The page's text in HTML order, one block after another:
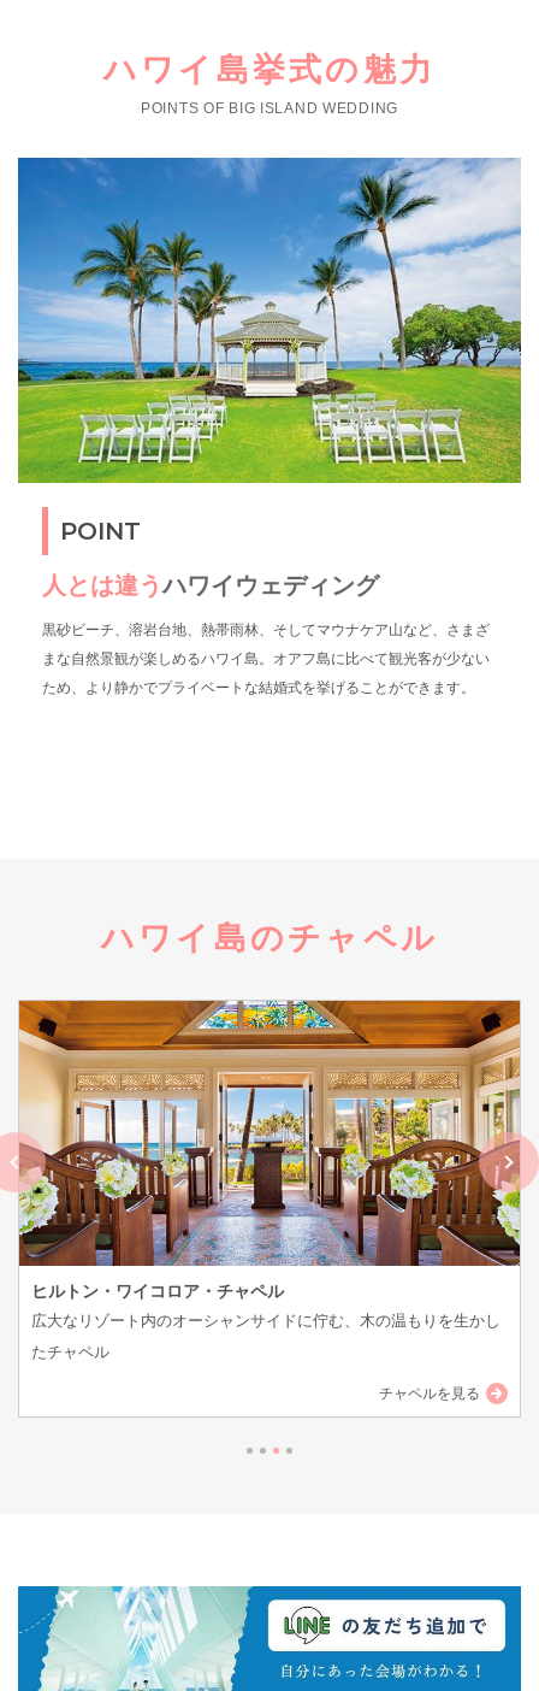
ハワイ島挙式の魅力
POINTS OF BIG ISLAND WEDDING
POINT
人とは違うハワイウェディング
黒砂ビーチ、溶岩台地、熱帯雨林、そしてマウナケア山など、さまざ
まな自然景観が楽しめるハワイ島。オアフ島に比べて観光客が少ない
ため、より静かでプライベートな結婚式を挙げることができます。
ハワイ島のチャペル
ザ・フェアモント・オ－キッド・ウェディング
目の前に紺碧の海が広がる美しい芝生でのガーデンウェディング
チャペルを見る